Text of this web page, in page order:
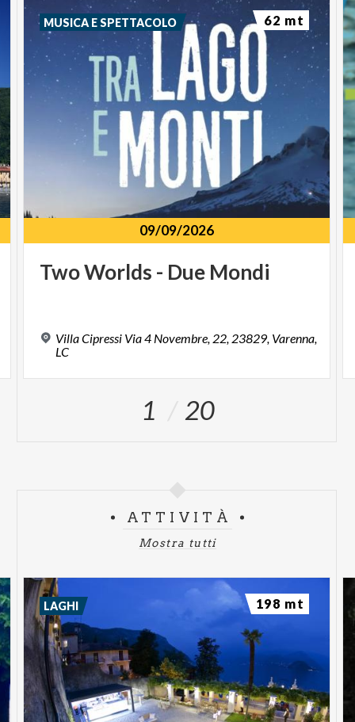
09/09/2026
TwoWorlds - Due Mondi
Villa Cipressi Via 4 Novembre, 22, 23829, Varenna,
LC
MUSICA E SPETTACOLO 62 mt
1 20
ATTIVITÀ
Mostra tutti
LAGHI 198 mt